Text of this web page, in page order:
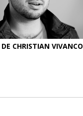
DE CHRISTIAN VIVANCO